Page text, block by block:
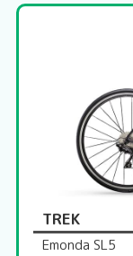
TREK
Emonda SL5